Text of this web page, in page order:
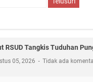
RSUD Tangkis Tuduhan
05, 2026 Tidak ada